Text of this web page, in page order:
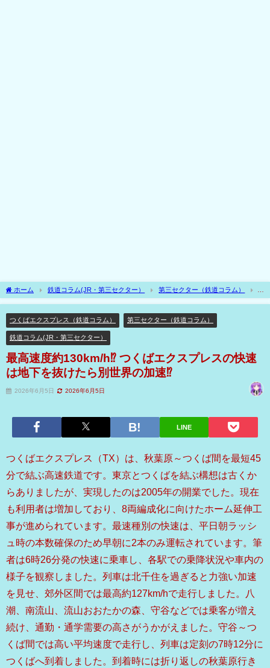
ホーム 鉄道コラム(JR・第三セクター）
第三セクター（鉄道コラム）
つくばエクスプレス（鉄道コラム）
最高速度約130km/h⁉ つくばエクスプレスの快
つくばエクスプレス（鉄道コラム）
第三セクター（鉄道コラム）
鉄道コラム(JR・第三セクター）
最高速度約130km/h⁉ つくばエクスプレスの快速
は地下を抜けたら別世界の加速⁉
2026年6月5日 2026年6月5日
LINE
つくばエクスプレス（TX）は、秋葉原～つくば間を最短45
分で結ぶ高速鉄道です。東京とつくばを結ぶ構想は古くか
らありましたが、実現したのは2005年の開業でした。現在
も利用者は増加しており、8両編成化に向けたホーム延伸工
事が進められています。最速種別の快速は、平日朝ラッシ
ュ時の本数確保のため早朝に2本のみ運転されています。筆
者は6時26分発の快速に乗車し、各駅での乗降状況や車内の
様子を観察しました。列車は北千住を過ぎると力強い加速
を見せ、郊外区間では最高約127km/hで走行しました。八
潮、南流山、流山おおたかの森、守谷などでは乗客が増え
続け、通勤・通学需要の高さがうかがえました。守谷～つ
くば間では高い平均速度で走行し、列車は定刻の7時12分に
つくばへ到着しました。到着時には折り返しの秋葉原行き